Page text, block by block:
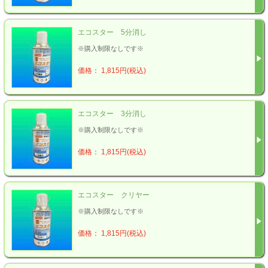
エコスター 5分消し
※購入制限なしです※
価格： 1,815円(税込)
エコスター 3分消し
※購入制限なしです※
価格： 1,815円(税込)
エコスター クリヤー
※購入制限なしです※
価格： 1,815円(税込)